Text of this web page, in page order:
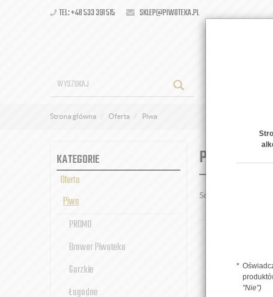
TEL: +48 533 391 515 SKLEP@PIWOTEKA.PL
Strona główna Oferta Piwa
KATEGORIE
Oferta
Piwa
PROMO
Browar Piwoteka
Gorzkie
Łagodne
PIWA
Sortuj po:
"Nie")